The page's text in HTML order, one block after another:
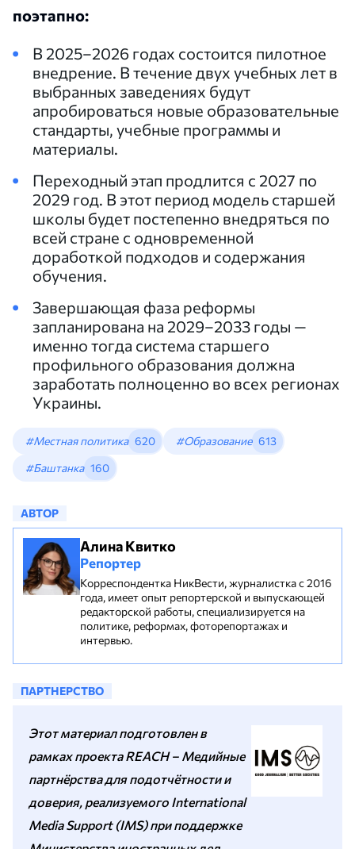
поэтапно:
В 2025–2026 годах состоится пилотное
внедрение. В течение двух учебных лет в
выбранных заведениях будут
апробироваться новые образовательные
стандарты, учебные программы и
материалы.
Переходный этап продлится с 2027 по
2029 год. В этот период модель старшей
школы будет постепенно внедряться по
всей стране с одновременной
доработкой подходов и содержания
обучения.
Завершающая фаза реформы
запланирована на 2029–2033 годы —
именно тогда система старшего
профильного образования должна
заработать полноценно во всех регионах
Украины.
#Местная политика 620 #Образование 613
#Баштанка 160
АВТОР
Алина Квитко
Репортер
Корреспондентка НикВести, журналистка с 2016
года, имеет опыт репортерской и выпускающей
редакторской работы, специализируется на
политике, реформах, фоторепортажах и
интервью.
ПАРТНЕРСТВО
Этот материал подготовлен в
рамках проекта REACH – Медийные
партнёрства для подотчётности и
доверия, реализуемого International
Media Support (IMS) при поддержке